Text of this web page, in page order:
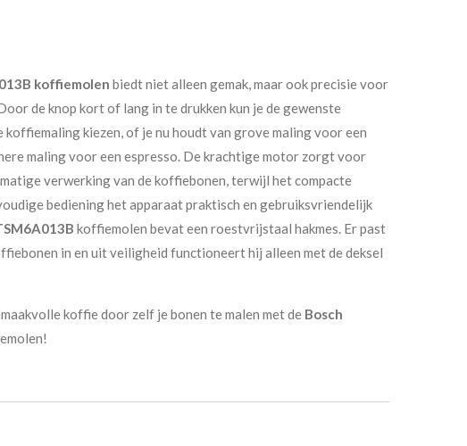
koffiemolen biedt niet alleen gemak, maar ook precisie voor
de knop kort of lang in te drukken kun je de gewenste
koffiemaling kiezen, of je nu houdt van grove maling voor een
maling voor een espresso. De krachtige motor zorgt voor
verwerking van de koffiebonen, terwijl het compacte
bediening het apparaat praktisch en gebruiksvriendelijk
koffiemolen bevat een roestvrijstaal hakmes. Er past
in en uit veiligheid functioneert hij alleen met de deksel
koffie door zelf je bonen te malen met de Bosch